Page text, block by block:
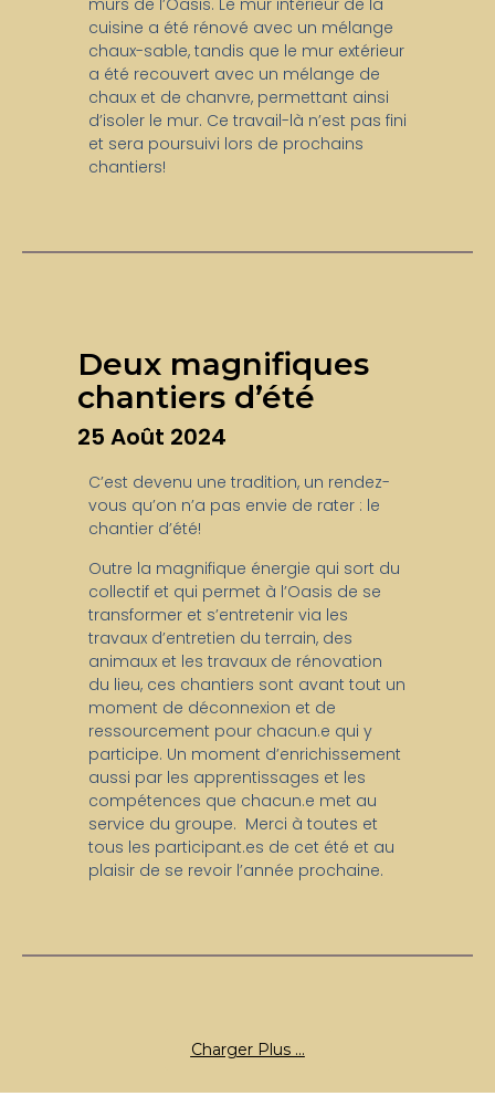
cuisine a été rénové avec un mélange
chaux-sable, tandis que le mur extérieur
a été recouvert avec un mélange de
chaux et de chanvre, permettant ainsi
d’isoler le mur. Ce travail-là n’est pas fini
et sera poursuivi lors de prochains
chantiers!
Deux magnifiques
chantiers d’été
25 Août 2024
C’est devenu une tradition, un rendez-
vous qu’on n’a pas envie de rater : le
chantier d’été!
Outre la magnifique énergie qui sort du
collectif et qui permet à l’Oasis de se
transformer et s’entretenir via les
travaux d’entretien du terrain, des
animaux et les travaux de rénovation
du lieu, ces chantiers sont avant tout un
moment de déconnexion et de
ressourcement pour chacun.e qui y
participe. Un moment d’enrichissement
aussi par les apprentissages et les
compétences que chacun.e met au
service du groupe. Merci à toutes et
tous les participant.es de cet été et au
plaisir de se revoir l’année prochaine.
Charger Plus ...